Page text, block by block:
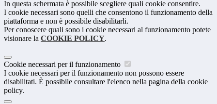
In questa schermata è possibile scegliere quali cookie consentire.
I cookie necessari sono quelli che consentono il funzionamento della
piattaforma e non è possibile disabilitarli.
Per conoscere quali sono i cookie necessari al funzionamento potete
visionare la COOKIE POLICY.
Cookie necessari per il funzionamento
I cookie necessari per il funzionamento non possono essere
disabilitati. È possibile consultare l'elenco nella pagina della cookie
policy.